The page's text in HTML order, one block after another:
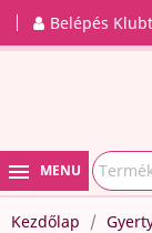
Belépés
MENU
Kezdőlap